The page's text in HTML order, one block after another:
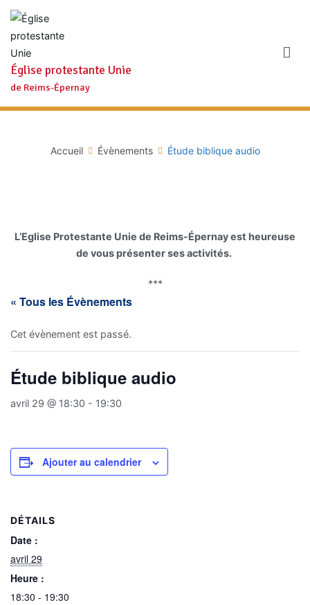
Aller
contenu
Église protestante Unie
de Reims-Épernay
Accueil Évènements Étude biblique audio
L’Eglise Protestante Unie de Reims-Épernay est heureuse
de vous présenter ses activités.
***
« Tous les Évènements
Cet évènement est passé.
Étude biblique audio
avril 29 @ 18:30 - 19:30
Ajouter au calendrier
DÉTAILS
Date :
avril 29
Heure :
18:30 - 19:30